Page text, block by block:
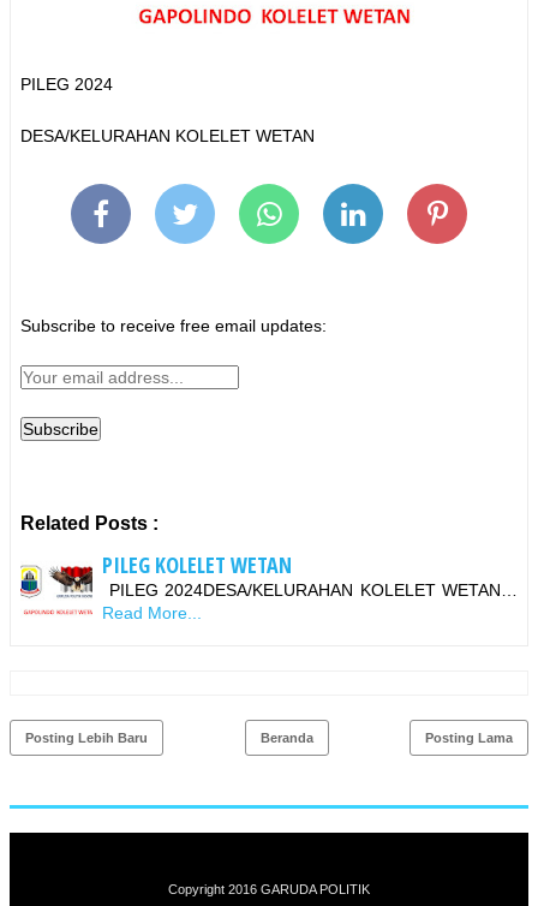
PILEG 2024
DESA/KELURAHAN KOLELET WETAN
Subscribe to receive free email updates:
Related Posts :
PILEG KOLELET WETAN
PILEG 2024DESA/KELURAHAN KOLELET WETAN…
Read More...
Posting Lebih Baru Posting Lama
Beranda
Copyright 2016 GARUDA POLITIK